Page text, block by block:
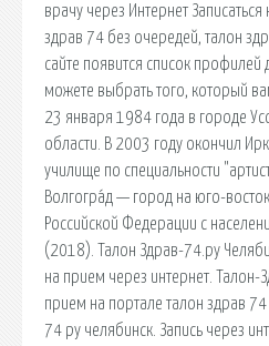
врачу через Интернет
здрав 74 без очередей, талон
сайте появится список
можете выбрать того, который
23 января 1984 года в городе
области. В 2003 году окончил
училище по специальности
Волгогра́д — город на юго-
Российской Федерации с
(2018). Талон Здрав-74.ру
на прием через интернет. Талон-
прием на портале талон здрав
74 ру челябинск. Запись через